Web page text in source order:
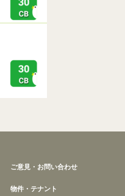
ご意見・お問い合わせ
物件・テナント